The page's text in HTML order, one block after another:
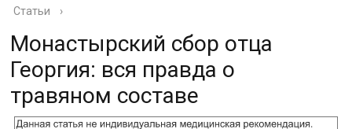
Статьи ›
Монастырский сбор отца
Георгия: вся правда о
травяном составе